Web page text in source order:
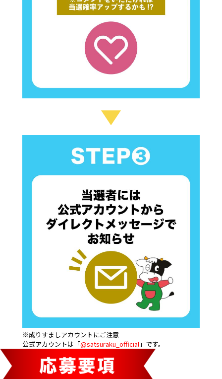
※成りすましアカウントにご注意
公式アカウントは「@satsuraku_official」です。